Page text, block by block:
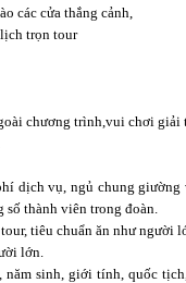
các cửa thắng cảnh,
trọn tour
chương trình,vui chơi
dịch vụ, ngủ chung
số thành viên trong đoàn.
tiêu chuẩn ăn như người
lớn.
năm sinh, giới tính, quốc